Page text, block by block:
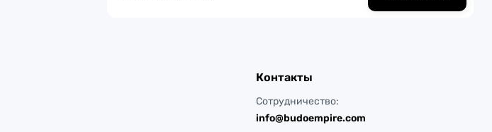
Контакты
Сотрудничество:
info@budoempire.com